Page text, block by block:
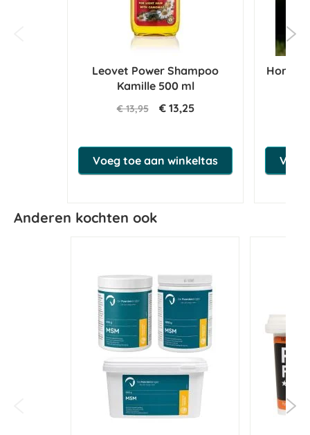
Leovet Power Shampoo
Kamille 500 ml
€ 13,95 € 13,25
Voeg toe aan winkeltas
Anderen kochten ook